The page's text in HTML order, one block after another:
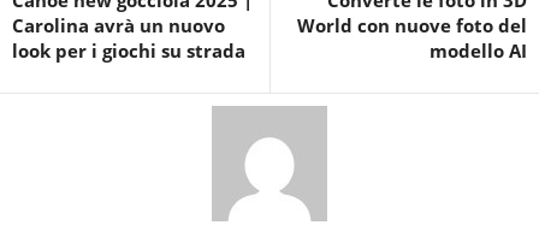
Carolina avrà un nuovo
look per i giochi su strada
World con nuove foto del
modello AI